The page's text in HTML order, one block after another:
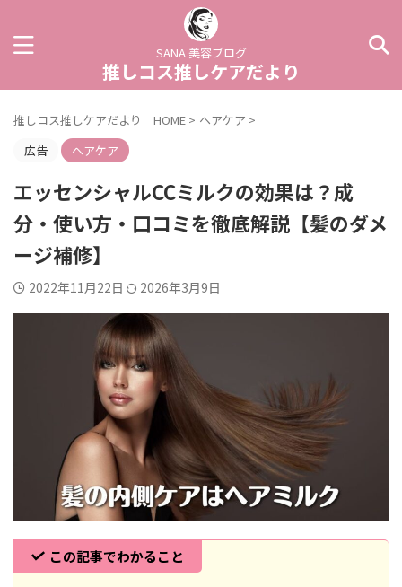
SANA 美容ブログ
推しコス推しケアだより
推しコス推しケアだより HOME > ヘアケア >
広告
ヘアケア
エッセンシャルCCミルクの効果は？成
分・使い方・口コミを徹底解説【髪のダメ
ージ補修】
2022年11月22日 2026年3月9日
この記事でわかること